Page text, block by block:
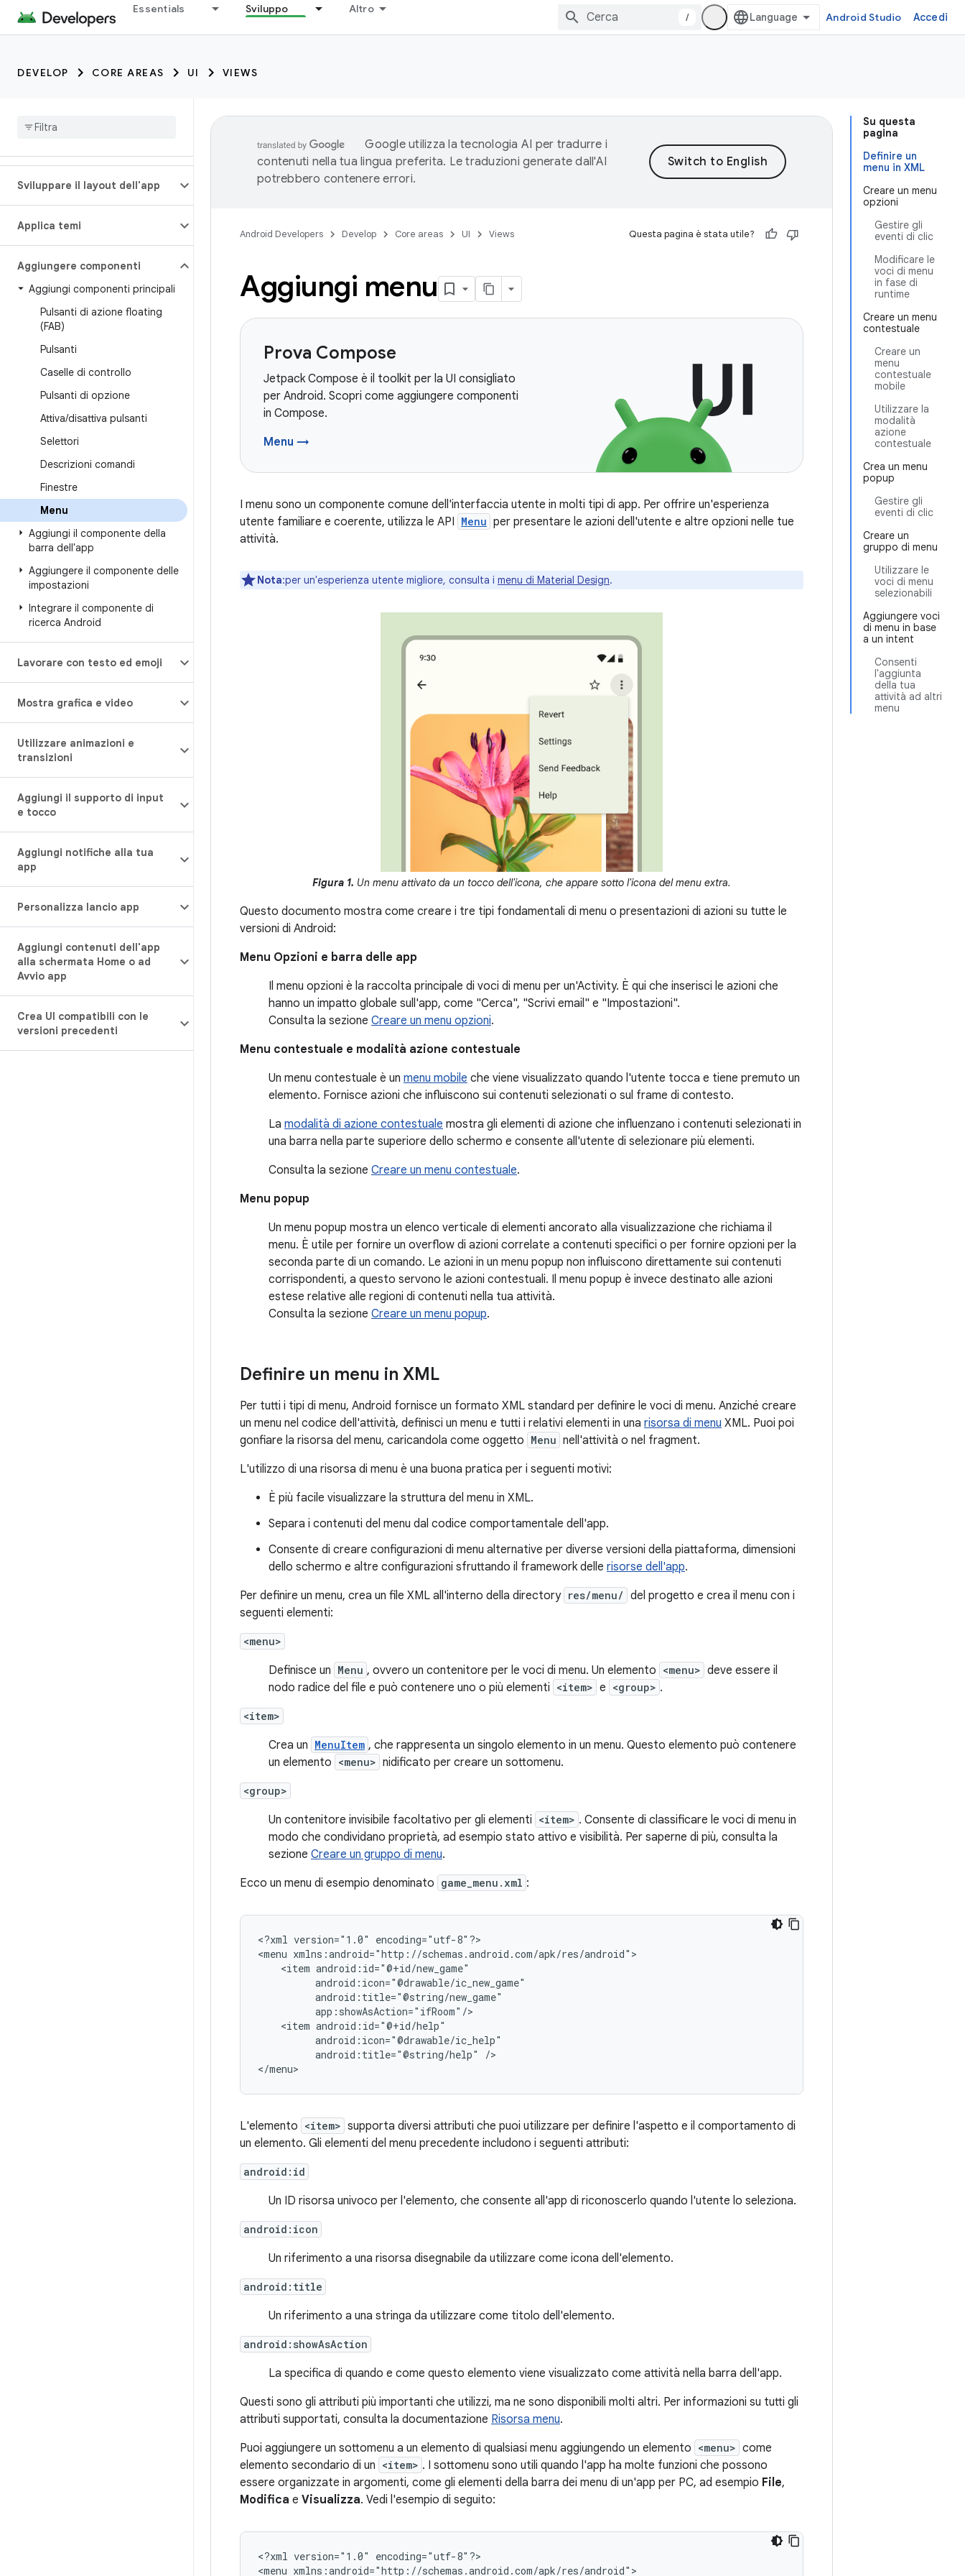
Essentials Sviluppo Altro
/ Android Studio Accedi
DEVELOP CORE AREAS UI VIEWS
Sviluppare il layout dell'app
Applica temi
Aggiungere componenti
Aggiungi componenti principali
Pulsanti di azione floating
(FAB)
Pulsanti
Caselle di controllo
Pulsanti di opzione
Attiva/disattiva pulsanti
Selettori
Descrizioni comandi
Finestre
Menu
Aggiungi il componente della
barra dell'app
Aggiungere il componente delle
impostazioni
Integrare il componente di
ricerca Android
Lavorare con testo ed emoji
Mostra grafica e video
Utilizzare animazioni e
transizioni
Aggiungi il supporto di input
e tocco
Aggiungi notifiche alla tua
app
Personalizza lancio app
Aggiungi contenuti dell'app
alla schermata Home o ad
Avvio app
Crea UI compatibili con le
versioni precedenti
Su questa
pagina
Definire un
menu in XML
Creare un menu
opzioni
Gestire gli
eventi di clic
Modificare le
voci di menu
in fase di
runtime
Creare un menu
contestuale
Creare un
menu
contestuale
mobile
Utilizzare la
modalità
azione
contestuale
Crea un menu
popup
Gestire gli
eventi di clic
Creare un
gruppo di menu
Utilizzare le
voci di menu
selezionabili
Aggiungere voci
di menu in base
a un intent
Consenti
l'aggiunta
della tua
attività ad altri
menu
Google utilizza la tecnologia AI per tradurre i
contenuti nella tua lingua preferita. Le traduzioni generate dall'AI
potrebbero contenere errori.
Android Developers Develop Core areas UI Views Questa pagina è stata utile?
Aggiungi menu
Prova Compose
Jetpack Compose è il toolkit per la UI consigliato
per Android. Scopri come aggiungere componenti
in Compose.
Menu →
I menu sono un componente comune dell'interfaccia utente in molti tipi di app. Per offrire un'esperienza
utente familiare e coerente, utilizza le API Menu per presentare le azioni dell'utente e altre opzioni nelle tue
attività.
Nota:per un'esperienza utente migliore, consulta i menu di Material Design.
Figura 1. Un menu attivato da un tocco dell'icona, che appare sotto l'icona del menu extra.
Questo documento mostra come creare i tre tipi fondamentali di menu o presentazioni di azioni su tutte le
versioni di Android:
Menu Opzioni e barra delle app
Il menu opzioni è la raccolta principale di voci di menu per un'Activity. È qui che inserisci le azioni che
hanno un impatto globale sull'app, come "Cerca", "Scrivi email" e "Impostazioni".
Consulta la sezione Creare un menu opzioni.
Menu contestuale e modalità azione contestuale
Un menu contestuale è un menu mobile che viene visualizzato quando l'utente tocca e tiene premuto un
elemento. Fornisce azioni che influiscono sui contenuti selezionati o sul frame di contesto.
La modalità di azione contestuale mostra gli elementi di azione che influenzano i contenuti selezionati in
una barra nella parte superiore dello schermo e consente all'utente di selezionare più elementi.
Consulta la sezione Creare un menu contestuale.
Menu popup
Un menu popup mostra un elenco verticale di elementi ancorato alla visualizzazione che richiama il
menu. È utile per fornire un overflow di azioni correlate a contenuti specifici o per fornire opzioni per la
seconda parte di un comando. Le azioni in un menu popup non influiscono direttamente sui contenuti
corrispondenti, a questo servono le azioni contestuali. Il menu popup è invece destinato alle azioni
estese relative alle regioni di contenuti nella tua attività.
Consulta la sezione Creare un menu popup.
Definire un menu in XML
Per tutti i tipi di menu, Android fornisce un formato XML standard per definire le voci di menu. Anziché creare
un menu nel codice dell'attività, definisci un menu e tutti i relativi elementi in una risorsa di menu XML. Puoi poi
gonfiare la risorsa del menu, caricandola come oggetto Menu nell'attività o nel fragment.
L'utilizzo di una risorsa di menu è una buona pratica per i seguenti motivi:
È più facile visualizzare la struttura del menu in XML.
Separa i contenuti del menu dal codice comportamentale dell'app.
Consente di creare configurazioni di menu alternative per diverse versioni della piattaforma, dimensioni
dello schermo e altre configurazioni sfruttando il framework delle risorse dell'app.
Per definire un menu, crea un file XML all'interno della directory res/menu/ del progetto e crea il menu con i
seguenti elementi:
<menu>
Definisce un Menu , ovvero un contenitore per le voci di menu. Un elemento <menu> deve essere il
nodo radice del file e può contenere uno o più elementi <item> e <group> .
<item>
Crea un MenuItem , che rappresenta un singolo elemento in un menu. Questo elemento può contenere
un elemento <menu> nidificato per creare un sottomenu.
<group>
Un contenitore invisibile facoltativo per gli elementi <item> . Consente di classificare le voci di menu in
modo che condividano proprietà, ad esempio stato attivo e visibilità. Per saperne di più, consulta la
sezione Creare un gruppo di menu.
Ecco un menu di esempio denominato game_menu.xml :
<?xml version="1.0"
encoding="utf-8"?>
<menu
<item
<item
android:title="@string/help"
/>
</menu>
L'elemento <item> supporta diversi attributi che puoi utilizzare per definire l'aspetto e il comportamento di
un elemento. Gli elementi del menu precedente includono i seguenti attributi:
android:id
Un ID risorsa univoco per l'elemento, che consente all'app di riconoscerlo quando l'utente lo seleziona.
android:icon
Un riferimento a una risorsa disegnabile da utilizzare come icona dell'elemento.
android:title
Un riferimento a una stringa da utilizzare come titolo dell'elemento.
android:showAsAction
La specifica di quando e come questo elemento viene visualizzato come attività nella barra dell'app.
Questi sono gli attributi più importanti che utilizzi, ma ne sono disponibili molti altri. Per informazioni su tutti gli
attributi supportati, consulta la documentazione Risorsa menu.
Puoi aggiungere un sottomenu a un elemento di qualsiasi menu aggiungendo un elemento <menu> come
elemento secondario di un <item> . I sottomenu sono utili quando l'app ha molte funzioni che possono
essere organizzate in argomenti, come gli elementi della barra dei menu di un'app per PC, ad esempio File,
Modifica e Visualizza. Vedi l'esempio di seguito:
<?xml version="1.0"
encoding="utf-8"?>
<menu